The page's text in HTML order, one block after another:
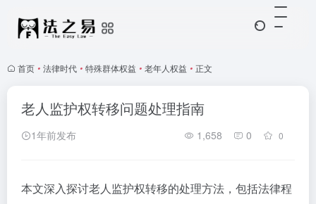
首页 • 法律时代 • 特殊群体权益 • 老年人权益 • 正文
老人监护权转移问题处理指南
1年前发布 1,658 0 0
本文深入探讨老人监护权转移的处理方法，包括法律程